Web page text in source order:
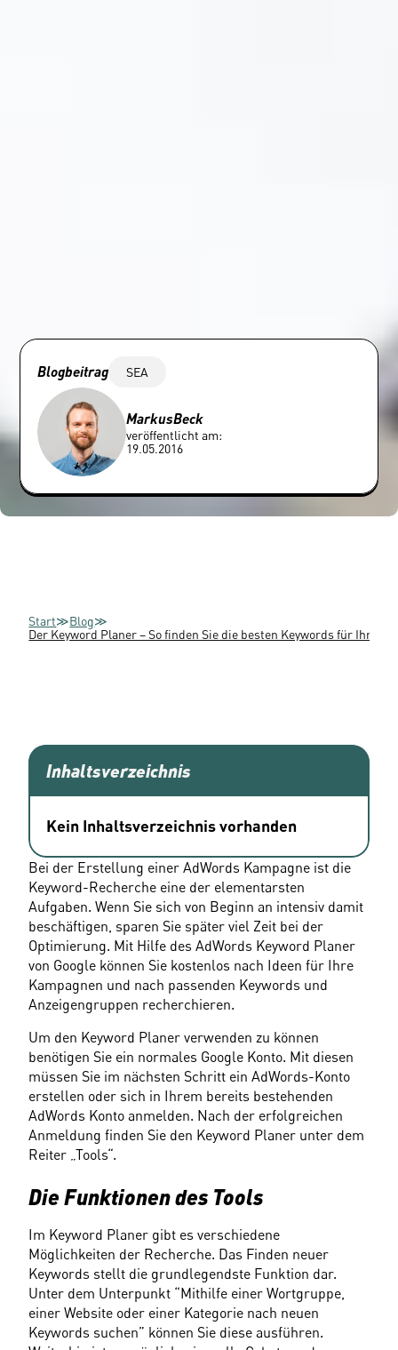
Blogbeitrag SEA
MarkusBeck
veröffentlicht am:
19.05.2016
Start≫Blog≫
Der Keyword Planer – So finden Sie die besten Keywords für Ihre
Inhaltsverzeichnis
Kein Inhaltsverzeichnis vorhanden
Bei der Erstellung einer AdWords Kampagne ist die
Keyword-Recherche eine der elementarsten
Aufgaben. Wenn Sie sich von Beginn an intensiv damit
beschäftigen, sparen Sie später viel Zeit bei der
Optimierung. Mit Hilfe des AdWords Keyword Planer
von Google können Sie kostenlos nach Ideen für Ihre
Kampagnen und nach passenden Keywords und
Anzeigengruppen recherchieren.
Um den Keyword Planer verwenden zu können
benötigen Sie ein normales Google Konto. Mit diesen
müssen Sie im nächsten Schritt ein AdWords-Konto
erstellen oder sich in Ihrem bereits bestehenden
AdWords Konto anmelden. Nach der erfolgreichen
Anmeldung finden Sie den Keyword Planer unter dem
Reiter „Tools“.
Die Funktionen des Tools
Im Keyword Planer gibt es verschiedene
Möglichkeiten der Recherche. Das Finden neuer
Keywords stellt die grundlegendste Funktion dar.
Unter dem Unterpunkt “Mithilfe einer Wortgruppe,
einer Website oder einer Kategorie nach neuen
Keywords suchen” können Sie diese ausführen.